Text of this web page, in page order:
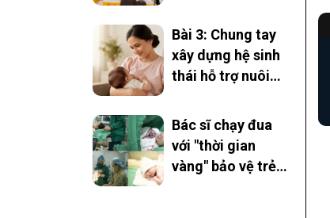
Bài 3: Chung tay
xây dựng hệ sinh
thái hỗ trợ nuôi
Bác sĩ chạy đua
với "thời gian
vàng" bảo vệ trẻ